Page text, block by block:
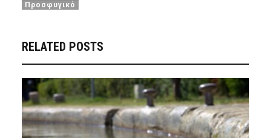
Προσφυγικό
RELATED POSTS